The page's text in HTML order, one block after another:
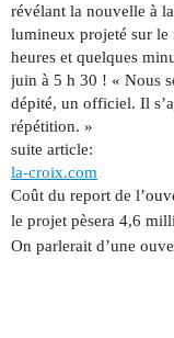
révélant la nouvelle à
lumineux projeté sur le
heures et quelques
juin à 5 h 30 ! « Nous
dépité, un officiel. Il
répétition. »
suite article:
la-croix.com
Coût du report de
le projet pèsera 4,6
On parlerait d’une